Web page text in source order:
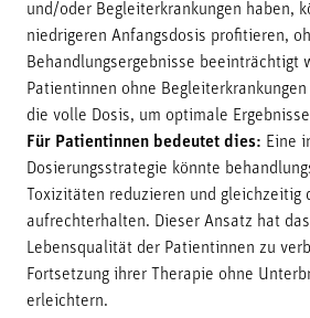
und/oder Begleiterkrankungen haben,
niedrigeren Anfangsdosis profitieren,
Behandlungsergebnisse beeinträchtigt
Patientinnen ohne
die volle Dosis, um optimale
Für Patientinnen bedeutet dies: Eine
Dosierungsstrategie könnte
Toxizitäten reduzieren und gleichzeitig
aufrechterhalten. Dieser Ansatz hat
Lebensqualität der Patientinnen zu
Fortsetzung ihrer Therapie ohne
erleichtern.